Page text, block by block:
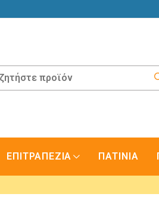
ΕΠΙΤΡΑΠΕΖΙΑ ΠΑΤΙΝΙΑ